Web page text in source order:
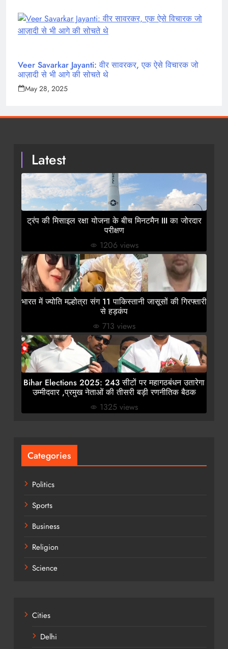
Veer Savarkar Jayanti: वीर सावरकर, एक ऐसे विचारक जो
आज़ादी से भी आगे की सोचते थे
May 28, 2025
Latest
ट्रंप की मिसाइल रक्षा योजना के बीच मिनटमैन III का जोरदार
परीक्षण
1206 views
भारत में ज्योति मल्होत्रा संग 11 पाकिस्तानी जासूसों की गिरफ्तारी
से हड़कंप
713 views
Bihar Elections 2025: 243 सीटों पर महागठबंधन उतारेगा
उम्मीदवार ,प्रमुख नेताओं की तीसरी बड़ी रणनीतिक बैठक
1325 views
Categories
Politics
Sports
Business
Religion
Science
Cities
Delhi